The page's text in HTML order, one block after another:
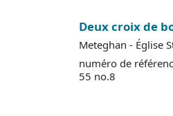
Deux croix de
Meteghan - Église
numéro de
55 no.8